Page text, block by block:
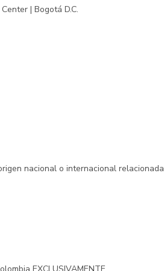
| Bogotá D.C.
nacional o internacional